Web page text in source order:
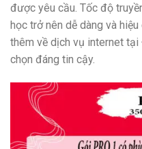
được yêu cầu. Tốc độ
học trở nên dễ dàng và
thêm về dịch vụ internet tại
chọn đáng tin cậy.